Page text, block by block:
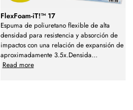
FlexFoam-iT!™ 17
Espuma de poliuretano flexible de alta
densidad para resistencia y absorción de
impactos con una relación de expansión de
aproximadamente 3.5x.Densida...
Read more